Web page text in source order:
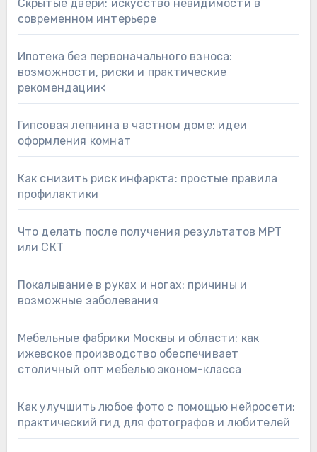
Скрытые двери: искусство невидимости в
современном интерьере
Ипотека без первоначального взноса:
возможности, риски и практические
рекомендации<
Гипсовая лепнина в частном доме: идеи
оформления комнат
Как снизить риск инфаркта: простые правила
профилактики
Что делать после получения результатов МРТ
или СКТ
Покалывание в руках и ногах: причины и
возможные заболевания
Мебельные фабрики Москвы и области: как
ижевское производство обеспечивает
столичный опт мебелью эконом-класса
Как улучшить любое фото с помощью нейросети:
практический гид для фотографов и любителей